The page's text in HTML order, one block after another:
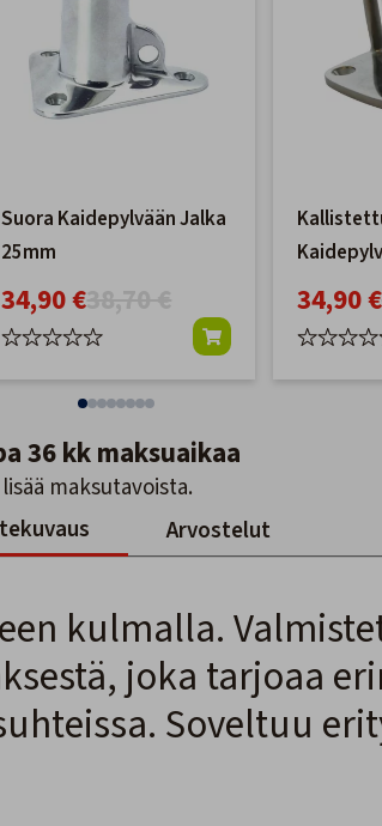
Suora Kaidepylvään Jalka
25mm
34,90 € 34,90 €
36 kk maksuaikaa
maksutavoista.
Arvostelut
kulmalla.
joka tarjoaa
Soveltuu